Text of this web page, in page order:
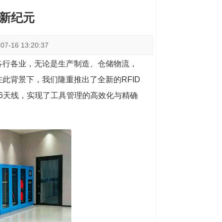
纪元
16 13:20:37
各业，无论是生产制造、仓储物流，
背景下，我们隆重推出了全新的RFID
线，实现了工具管理的高效化与精确